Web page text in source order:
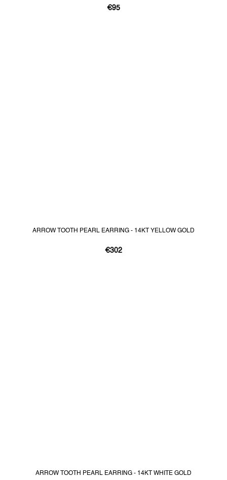
€95
ARROW TOOTH PEARL EARRING - 14KT YELLOW GOLD
€302
ARROW TOOTH PEARL EARRING - 14KT WHITE GOLD